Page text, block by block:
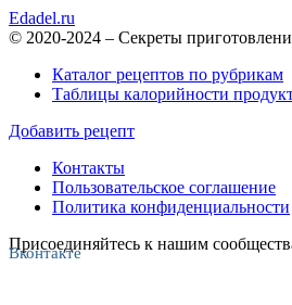
Edadel.ru
© 2020-2024 – Секреты
Каталог рецептов по рубрикам
Таблицы калорийности
Добавить рецепт
Контакты
Пользовательское соглашение
Политика конфиденциальности
Присоединяйтесь к нашим
Вконтакте